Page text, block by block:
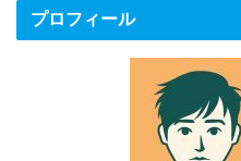
プロフィール